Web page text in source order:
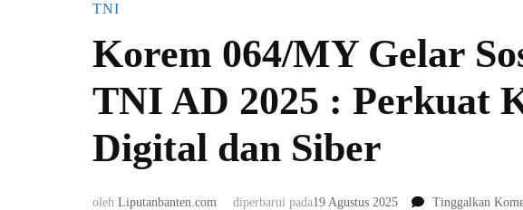
TNI
Korem 064/MY Gelar
TNI AD 2025 : Perkuat
Digital dan Siber
oleh Liputanbanten.com diperbarui pada19 Agustus 2025 Tinggalkan